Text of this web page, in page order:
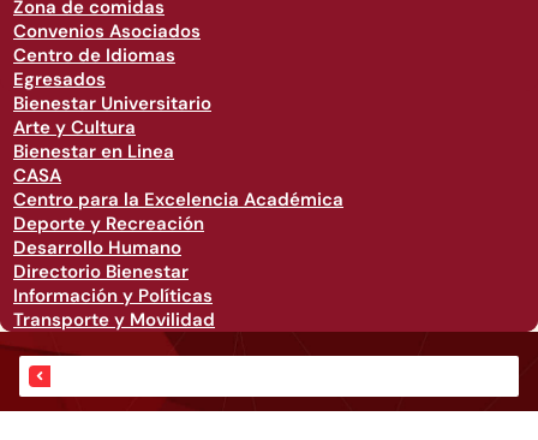
Zona de comidas
Convenios Asociados
Centro de Idiomas
Egresados
Bienestar Universitario
Arte y Cultura
Bienestar en Linea
CASA
Centro para la Excelencia Académica
Deporte y Recreación
Desarrollo Humano
Directorio Bienestar
Información y Políticas
Transporte y Movilidad